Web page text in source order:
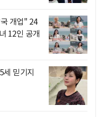
개업" 24
12인 공개
믿기지